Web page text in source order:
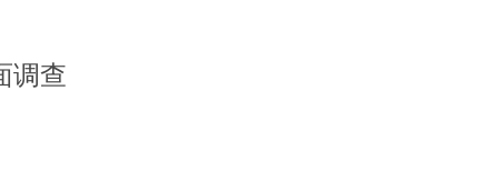
调查